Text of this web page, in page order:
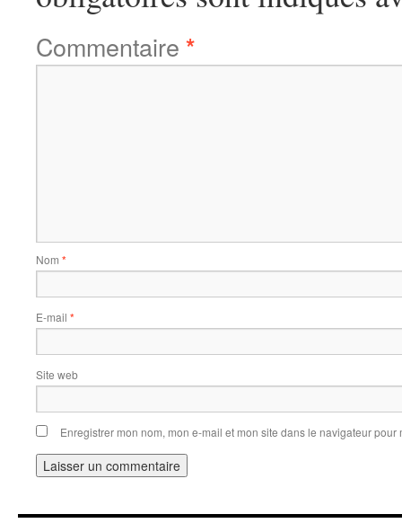
Commentaire *
Nom *
E-mail *
Site web
Enregistrer mon nom, mon e-mail et mon site dans le navigateur